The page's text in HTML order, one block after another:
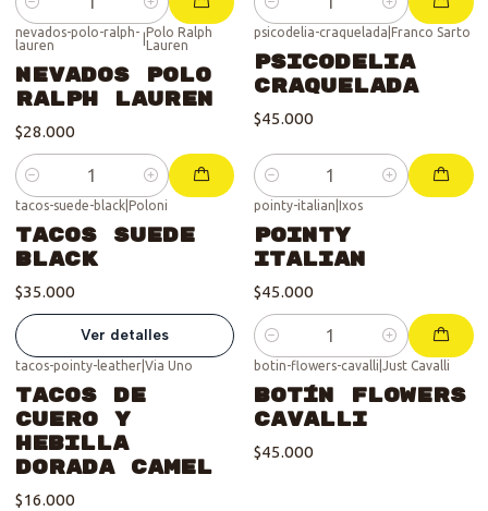
Cantidad Cantidad
nevados-polo-ralph-
lauren
|Polo Ralph
Lauren
Nevados Polo
Ralph Lauren
$28.000
Cantidad
psicodelia-craquelada Franco Sarto
Psicodelia
Craquelada
$45.000
Cantidad
tacos-suede-black| Poloni
Tacos Suede
Black
$35.000
Ver detalles
pointy-italian Ixos
Pointy
Italian
$45.000
Cantidad
tacos-pointy-leather| Via Uno
Tacos de
Cuero y
Hebilla
Dorada Camel
$16.000
botin-flowers-cavalli Just Cavalli
Botín Flowers
Cavalli
$45.000